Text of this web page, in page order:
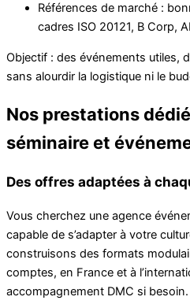
Références de marché :
cadres ISO 20121, B Corp,
Objectif : des événements utiles,
sans alourdir la logistique ni le
Nos prestations
séminaire et
Des offres adaptées à
Vous cherchez une agence
capable de s’adapter à votre
construisons des formats
comptes, en France et à
accompagnement DMC si besoin.